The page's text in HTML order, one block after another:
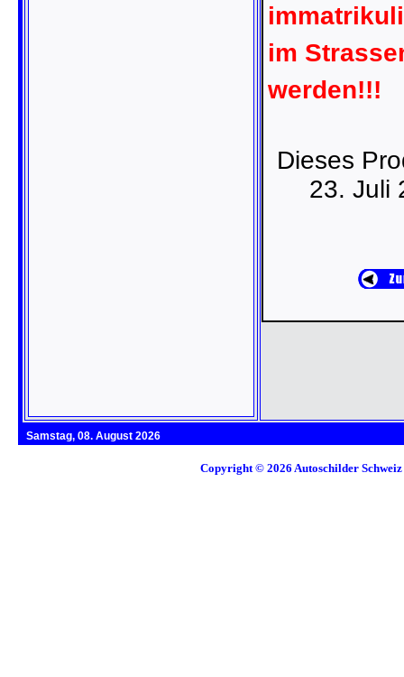
im
werden!!!
Dieses
23. Juli
Samstag, 08. August 2026
Copyright © 2026 Autoschilder